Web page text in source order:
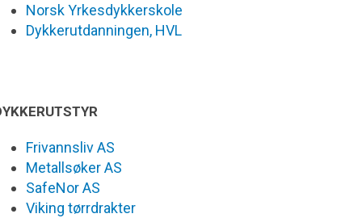
Norsk Yrkesdykkerskole
Dykkerutdanningen, HVL
Frivannsliv AS
Metallsøker AS
SafeNor AS
Viking tørrdrakter